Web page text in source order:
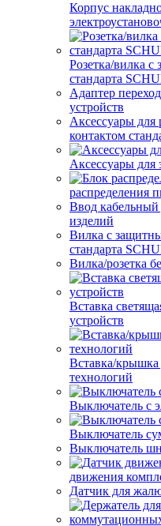
Корпус
Розетка/вилка
стандарта
Адаптер
устройств
Аксессуары для
контактом
Аксессуары для
распределения
Ввод кабельный
изделий
Вилка с
стандарта
Вилка/розетка
Вставка
устройств
Вставка/
технологий
Выключатель с
Выключатель
Выключатель
движения
Датчик для